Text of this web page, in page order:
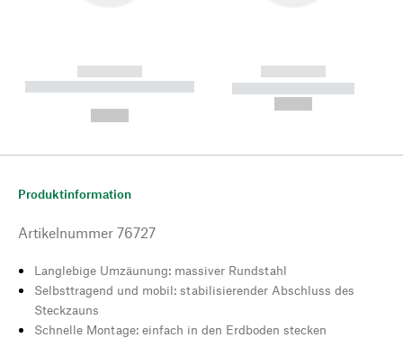
------------
----------- ----------- --------
------------
----------- -----------
Produktinformation
Artikelnummer 76727
Langlebige Umzäunung: massiver Rundstahl
Selbsttragend und mobil: stabilisierender Abschluss des
Steckzauns
Schnelle Montage: einfach in den Erdboden stecken